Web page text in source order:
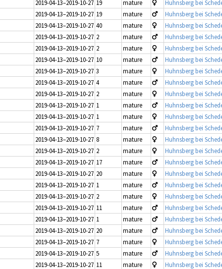
2019-04-13–2019-10-27 19 mature
Huhnsberg bei
2019-04-13–2019-10-27 19 mature
Huhnsberg bei
2019-04-13–2019-10-27 40 mature
Huhnsberg bei
2019-04-13–2019-10-27 2 mature
Huhnsberg bei
2019-04-13–2019-10-27 2 mature
Huhnsberg bei
2019-04-13–2019-10-27 10 mature
Huhnsberg bei
2019-04-13–2019-10-27 3 mature
Huhnsberg bei
2019-04-13–2019-10-27 4 mature
Huhnsberg bei
2019-04-13–2019-10-27 2 mature
Huhnsberg bei
2019-04-13–2019-10-27 1 mature
Huhnsberg bei
2019-04-13–2019-10-27 1 mature
Huhnsberg bei
2019-04-13–2019-10-27 7 mature
Huhnsberg bei
2019-04-13–2019-10-27 8 mature
Huhnsberg bei
2019-04-13–2019-10-27 2 mature
Huhnsberg bei
2019-04-13–2019-10-27 17 mature
Huhnsberg bei
2019-04-13–2019-10-27 20 mature
Huhnsberg bei
2019-04-13–2019-10-27 1 mature
Huhnsberg bei
2019-04-13–2019-10-27 2 mature
Huhnsberg bei
2019-04-13–2019-10-27 11 mature
Huhnsberg bei
2019-04-13–2019-10-27 1 mature
Huhnsberg bei
2019-04-13–2019-10-27 20 mature
Huhnsberg bei
2019-04-13–2019-10-27 7 mature
Huhnsberg bei
2019-04-13–2019-10-27 5 mature
Huhnsberg bei
2019-04-13–2019-10-27 11 mature
Huhnsberg bei